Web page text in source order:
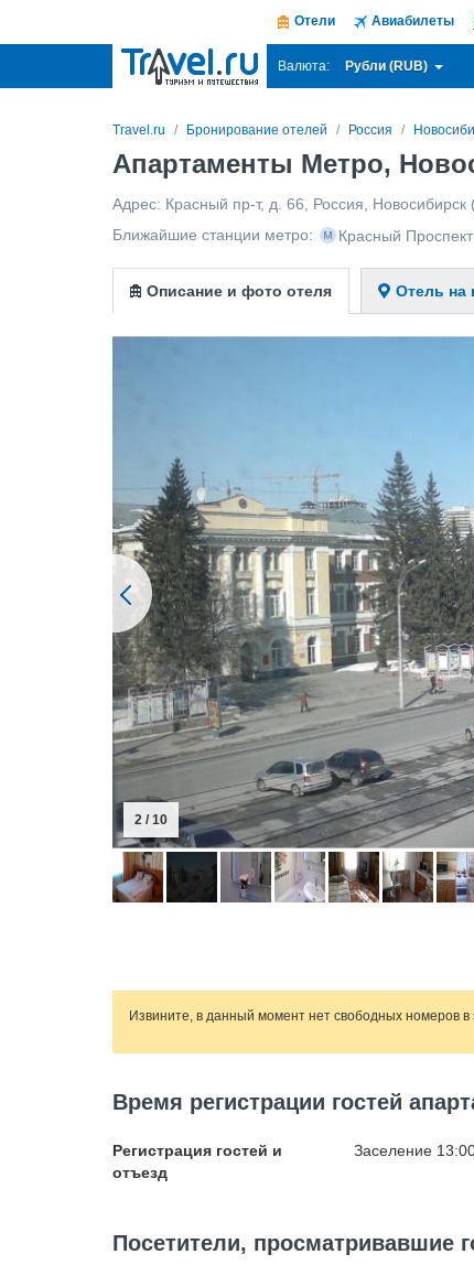
Отели Авиабилеты
Валюта: Рубли (RUB)
Travel.ru Бронирование отелей Россия
Апартаменты Метро,
Адрес: Красный пр-т, д. 66 Россия Новосибирск
Ближайшие станции метро:
Красный Проспект
Описание и фото отеля Отель на
2 / 10
Извините, в данный момент нет свободных номеров
Время регистрации гостей
Регистрация гостей и
отъезд
Заселение
Посетители, просматривавшие